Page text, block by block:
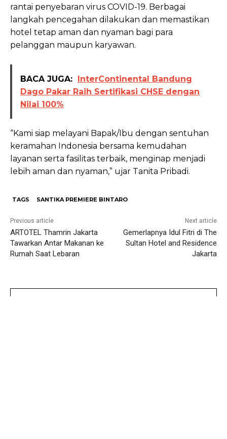
rantai penyebaran virus COVID-19. Berbagai
langkah pencegahan dilakukan dan memastikan
hotel tetap aman dan nyaman bagi para
pelanggan maupun karyawan.
BACA JUGA: InterContinental Bandung
Dago Pakar Raih Sertifikasi CHSE dengan
Nilai 100%
“Kami siap melayani Bapak/Ibu dengan sentuhan
keramahan Indonesia bersama kemudahan
layanan serta fasilitas terbaik, menginap menjadi
lebih aman dan nyaman,” ujar Tanita Pribadi.
TAGS SANTIKA PREMIERE BINTARO
Previous article
ARTOTEL Thamrin Jakarta
Tawarkan Antar Makanan ke
Rumah Saat Lebaran
Next article
Gemerlapnya Idul Fitri di The
Sultan Hotel and Residence
Jakarta